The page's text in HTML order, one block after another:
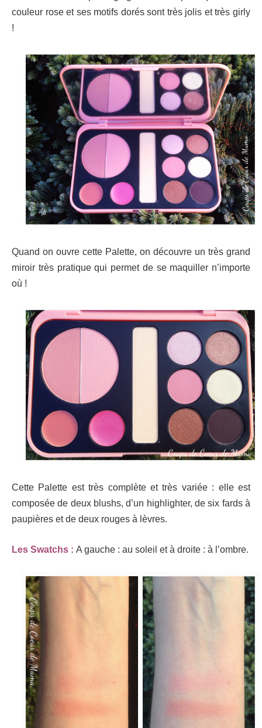
couleur rose et ses motifs dorés sont très jolis et très girly
!
Quand on ouvre cette Palette, on découvre un très grand
miroir très pratique qui permet de se maquiller n’importe
où !
Cette Palette est très complète et très variée : elle est
composée de deux blushs, d’un highlighter, de six fards à
paupières et de deux rouges à lèvres.
Les Swatchs : A gauche : au soleil et à droite : à l’ombre.